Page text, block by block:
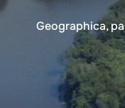
Geographica,